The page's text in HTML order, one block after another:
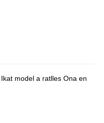
model a ratlles Ona en